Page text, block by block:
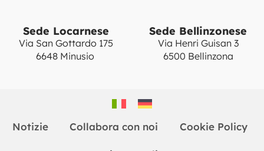
Sede Locarnese
Via San Gottardo 175
6648 Minusio
Sede Bellinzonese
Via Henri Guisan 3
6500 Bellinzona
Notizie Collabora con noi Cookie Policy